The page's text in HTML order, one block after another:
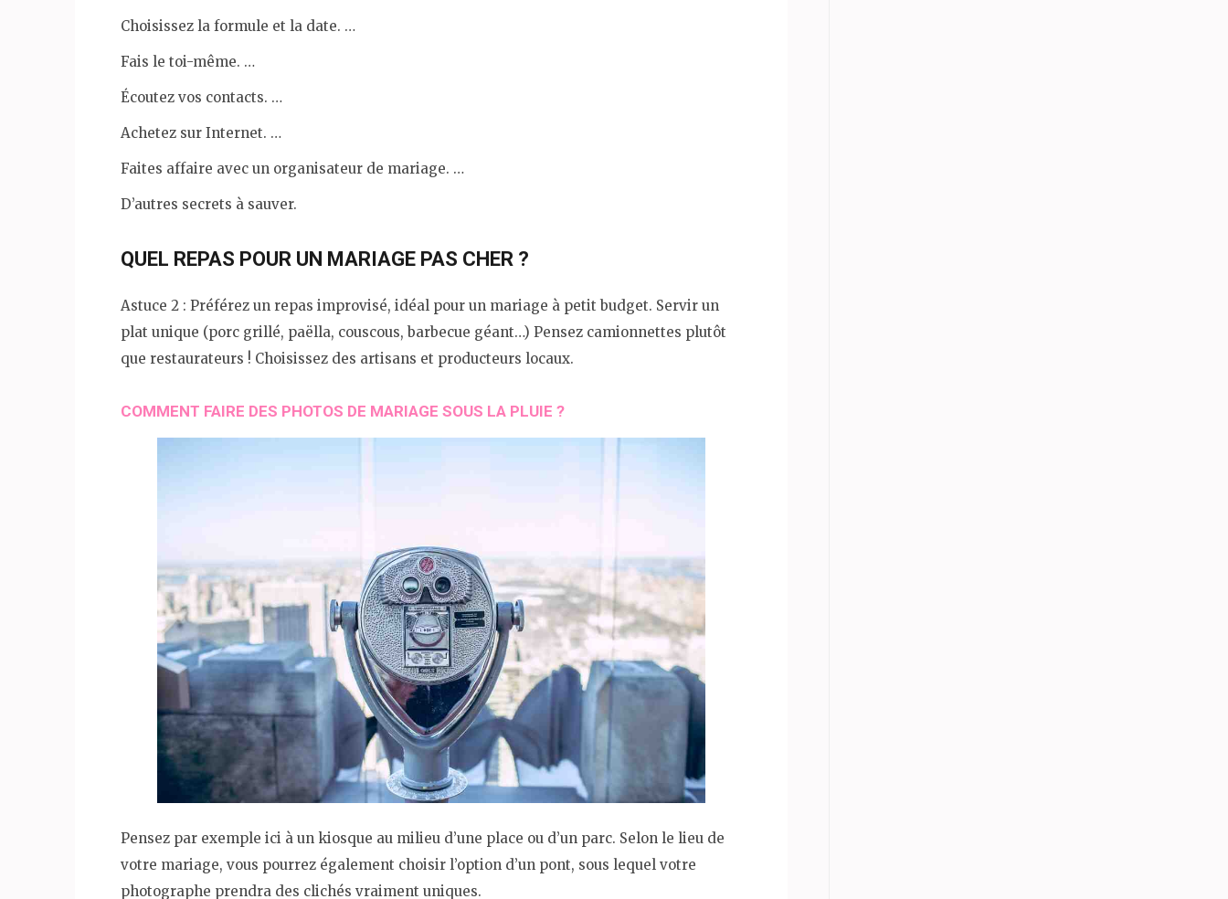
Choisissez la formule et la date. …
Fais le toi-même. …
Écoutez vos contacts. …
Achetez sur Internet. …
Faites affaire avec un organisateur de mariage. …
D’autres secrets à sauver.
QUEL REPAS POUR UN MARIAGE PAS CHER ?
Astuce 2 : Préférez un repas improvisé, idéal pour un mariage à petit budget. Servir un
plat unique (porc grillé, paëlla, couscous, barbecue géant…) Pensez camionnettes plutôt
que restaurateurs ! Choisissez des artisans et producteurs locaux.
COMMENT FAIRE DES PHOTOS DE MARIAGE SOUS LA PLUIE ?
Pensez par exemple ici à un kiosque au milieu d’une place ou d’un parc. Selon le lieu de
votre mariage, vous pourrez également choisir l’option d’un pont, sous lequel votre
photographe prendra des clichés vraiment uniques.